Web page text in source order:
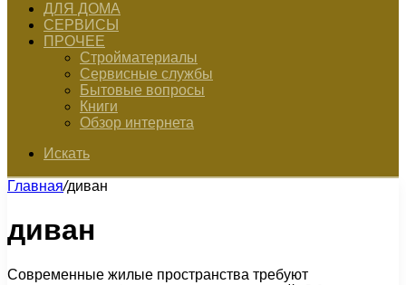
ДЛЯ ДОМА
СЕРВИСЫ
ПРОЧЕЕ
Стройматериалы
Сервисные службы
Бытовые вопросы
Книги
Обзор интернета
Искать
Главная/диван
диван
Современные жилые пространства требуют